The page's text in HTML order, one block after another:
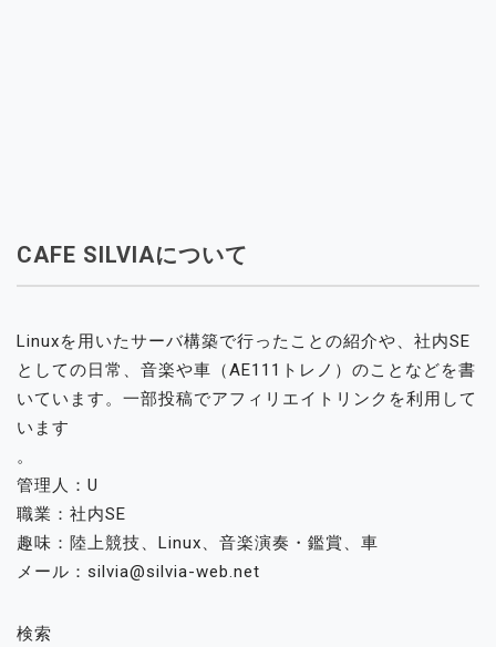
CAFE SILVIAについて
Linuxを用いたサーバ構築で行ったことの紹介や、社内SE
としての日常、音楽や車（AE111トレノ）のことなどを書
いています。一部投稿でアフィリエイトリンクを利用して
います
。
管理人：U
職業：社内SE
趣味：陸上競技、Linux、音楽演奏・鑑賞、車
メール：silvia@silvia-web.net
検索